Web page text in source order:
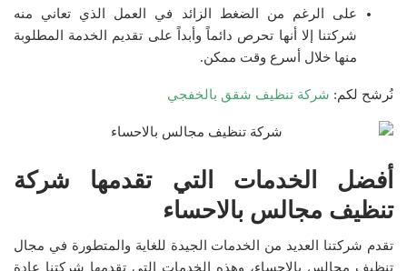
على الرغم من الضغط الزائد في العمل الذي تعاني منه
شركتنا إلا أنها تحرص دائماً وأبداً على تقديم الخدمة المطلوبة
منها خلال أسرع وقت ممكن.
نُرشح لكم: شركة تنظيف شقق بالخفجي
أفضل الخدمات التي تقدمها شركة
تنظيف مجالس بالاحساء
تقدم شركتنا العديد من الخدمات الجيدة للغاية والمتطورة في مجال
تنظيف مجالس بالاحساء، وهذه الخدمات التي تقدمها شركتنا عادة